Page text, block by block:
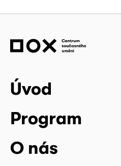
Úvod
Program
O nás